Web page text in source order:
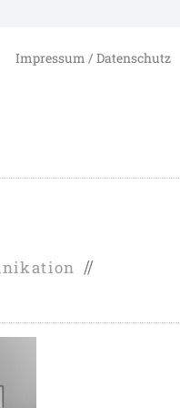
Impressum / Datenschutz